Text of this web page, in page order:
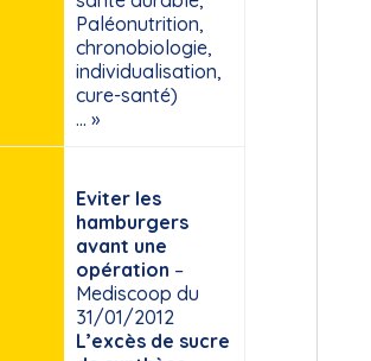
Paléonutrition,
chronobiologie,
individualisation,
cure-santé)
… »
Eviter les
hamburgers
avant une
opération –
Mediscoop du
31/01/2012
L’excès de sucre